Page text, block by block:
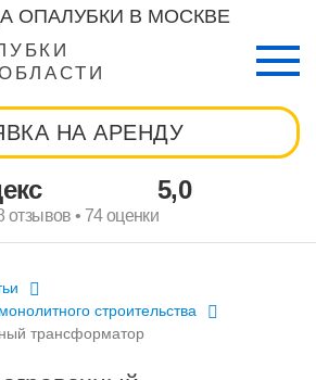
НА АРЕНДУ
5,0
отзывов • 74 оценки
строительства
трансформатор